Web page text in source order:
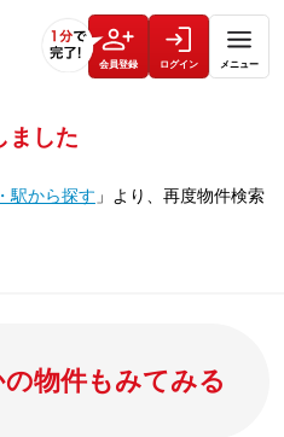
会員登録 ログイン メニュー
ました
駅から探す 」 より、再度物件検索
物件もみてみる